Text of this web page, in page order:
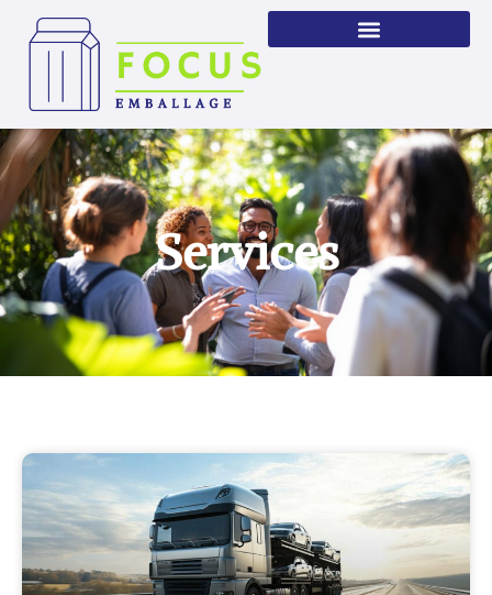
Services